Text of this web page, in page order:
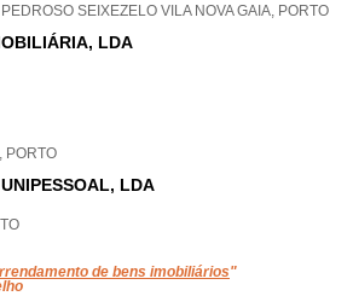
SEIXEZELO VILA NOVA GAIA, PORTO
LDA
PORTO
LDA
de bens imobiliários"